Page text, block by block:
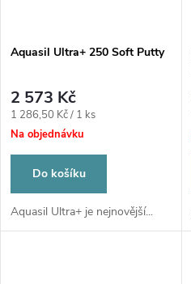
Aquasil Ultra+ 250 Soft Putty
2 573 Kč
Měrná
cena:
1 286,50 Kč / 1 ks
Na objednávku
Do košíku
Aquasil Ultra+ je nejnovější...